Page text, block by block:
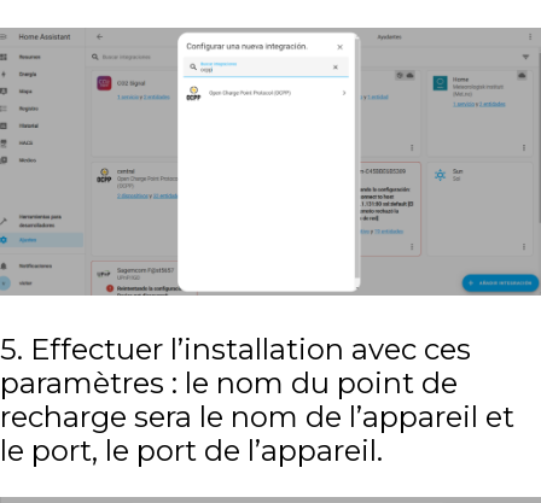
5. Effectuer l’installation avec ces
paramètres : le nom du point de
recharge sera le nom de l’appareil et
le port, le port de l’appareil.